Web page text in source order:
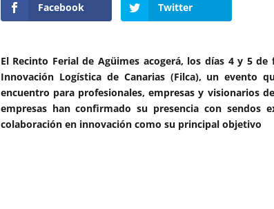
Facebook Twitter
El Recinto Ferial de Agüimes acogerá, los días 4 y 5
Innovación Logística de Canarias (Filca), un evento
encuentro para profesionales, empresas y visionarios
empresas han confirmado su presencia con sendos
colaboración en innovación como su principal objetivo